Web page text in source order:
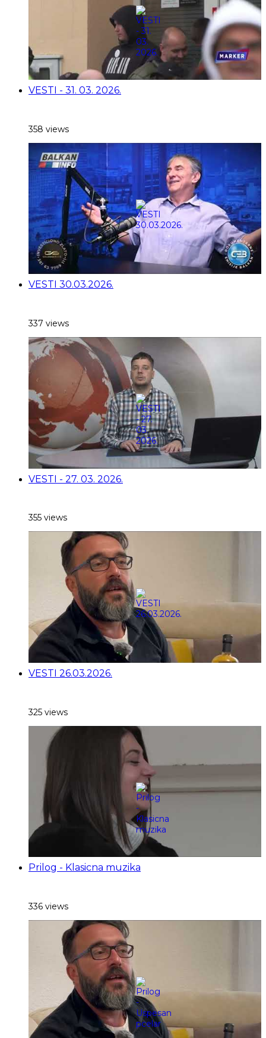
VESTI - 31. 03. 2026.
358 views
VESTI 30.03.2026.
337 views
VESTI - 27. 03. 2026.
355 views
VESTI 26.03.2026.
325 views
Prilog - Klasicna muzika
336 views